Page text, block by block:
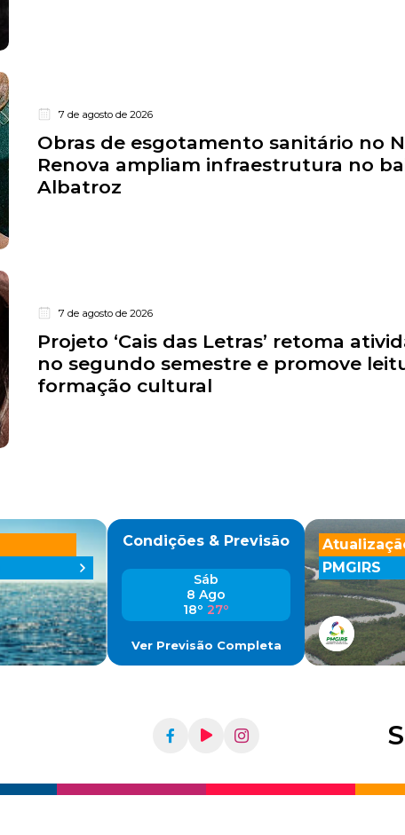
7 de agosto de 2026
Obras de esgotamento sanitário no
Renova ampliam infraestrutura no
Albatroz
7 de agosto de 2026
Projeto ‘Cais das Letras’ retoma
no segundo semestre e promove
formação cultural
Condições & Previsão
Sáb
8 Ago
18º 27º
Ver Previsão Completa
PMGIRS